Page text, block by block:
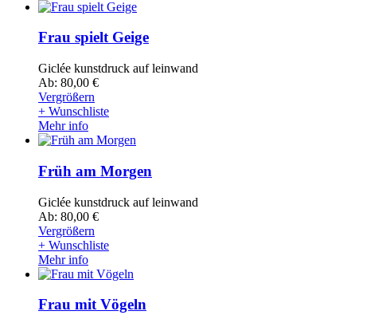
Frau spielt Geige
Giclée kunstdruck auf leinwand
Ab: 80,00 €
Vergrößern
+ Wunschliste
Mehr info
Früh am Morgen
Giclée kunstdruck auf leinwand
Ab: 80,00 €
Vergrößern
+ Wunschliste
Mehr info
Frau mit Vögeln